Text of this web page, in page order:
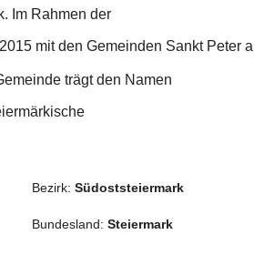
Im Rahmen der
mit den Gemeinden Sankt Peter
trägt den Namen
Bezirk: Südoststeiermark
Bundesland: Steiermark